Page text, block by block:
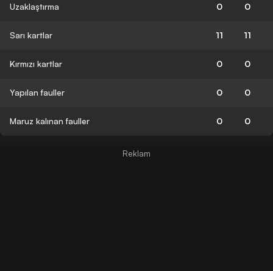
Uzaklaştırma 0 0
Sarı kartlar 11 11
Kırmızı kartlar 0 0
Yapılan fauller 0 0
Maruz kalınan fauller 0 0